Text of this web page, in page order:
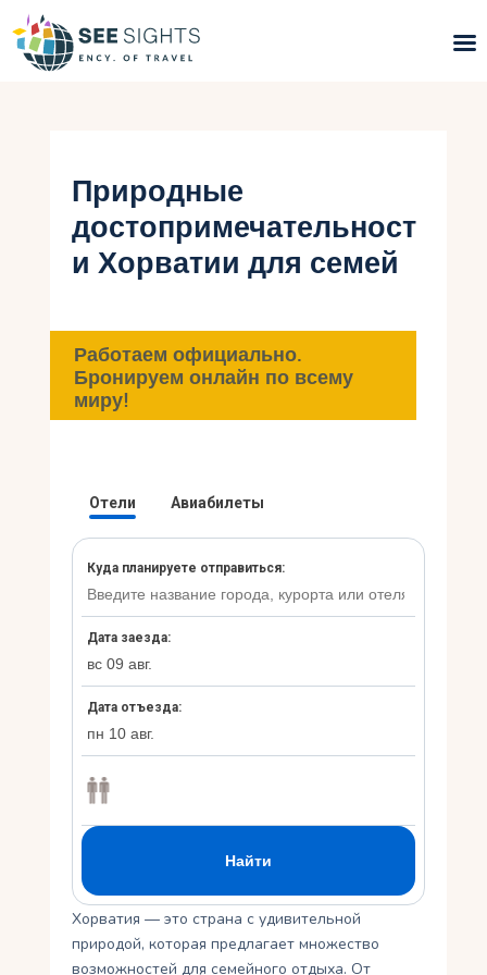
Горящие туры
Типы Туров
Страны
Инфо
Блог
Природные
достопримечательност
и Хорватии для семей
Работаем официально.
Бронируем онлайн по всему
миру!
Хорватия — это страна с удивительной
природой, которая предлагает множество
возможностей для семейного отдыха. От